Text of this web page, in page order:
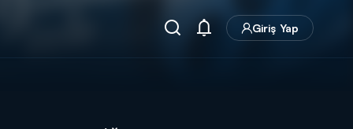
Giriş Yap